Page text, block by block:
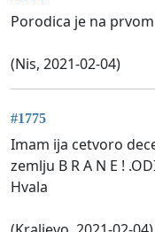
Porodica je na
(Nis, 2021-02-04)
#1775
Imam ija cetvoro
zemlju B R A N E !
Hvala